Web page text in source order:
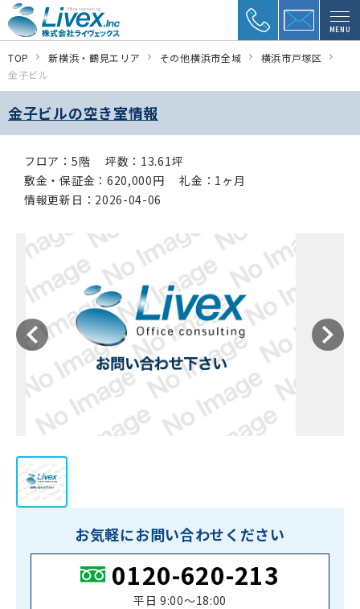
MENU
TOP 新横浜・鶴見エリア その他横浜市全域
横浜市戸塚区
金子ビル
金子ビルの空き室情報
フロア：5階
坪数：13.61坪
敷金・保証金：620,000円
礼金：1ヶ月
情報更新日：2026-04-06
お気軽にお問い合わせください
0120-620-213
平日 9:00〜18:00